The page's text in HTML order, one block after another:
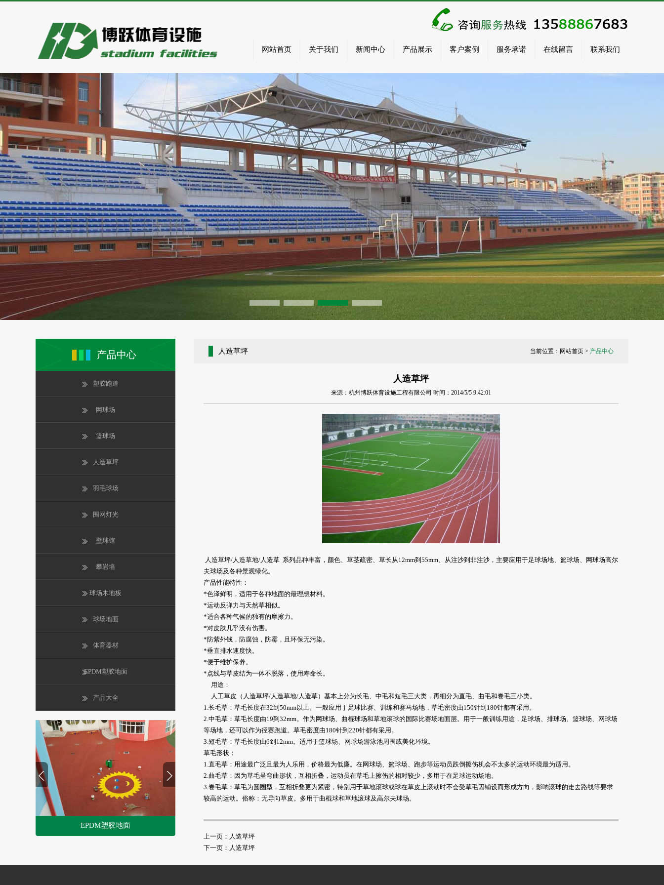
网站首页 关于我们 新闻中心 产品展示 客户案例 服务承诺 在线留言 联系我们
产品中心
塑胶跑道
网球场
篮球场
人造草坪
羽毛球场
围网灯光
壁球馆
攀岩墙
球场木地板
球场地面
体育器材
EPDM塑胶地面
产品大全
EPDM塑胶地面
人造草坪 当前位置： 网站首页 > 产品中心
人造草坪
来源：杭州博跃体育设施工程有限公司 时间：2014/5/5 9:42:01
人造草坪/人造草地/人造草 系列品种丰富，颜色、草茎疏密、草长从12mm到55mm、从注沙到非注沙，主要应用于足球场地、篮球场、网球场高尔
夫球场及各种景观绿化。
产品性能特性：
*色泽鲜明，适用于各种地面的最理想材料。
*运动反弹力与天然草相似。
*适合各种气候的独有的摩擦力。
*对皮肤几乎没有伤害。
*防紫外钱，防腐蚀，防霉，且环保无污染。
*垂直排水速度快。
*便于维护保养。
*点线与草皮结为一体不脱落，使用寿命长。
用途：
人工草皮（人造草坪/人造草地/人造草）基本上分为长毛、中毛和短毛三大类，再细分为直毛、曲毛和卷毛三小类。
1.长毛草：草毛长度在32到50mm以上。一般应用于足球比赛、训练和赛马场地，草毛密度由150针到180针都有采用。
2.中毛草：草毛长度由19到32mm。作为网球场、曲棍球场和草地滚球的国际比赛场地面层。用于一般训练用途，足球场、排球场、篮球场、网球场
等场地，还可以作为径赛跑道。草毛密度由180针到220针都有采用。
3.短毛草：草毛长度由6到12mm。适用于篮球场、网球场游泳池周围或美化环境。
草毛形状：
1.直毛草：用途最广泛且最为人乐用，价格最为低廉。在网球场、篮球场、跑步等运动员跌倒擦伤机会不太多的运动环境最为适用。
2.曲毛草：因为草毛呈弯曲形状，互相折叠，运动员在草毛上擦伤的相对较少，多用于在足球运动场地。
3.卷毛草：草毛为圆圈型，互相折叠更为紧密，特别用于草地滚球或球在草皮上滚动时不会受草毛因铺设而形成方向，影响滚球的走去路线等要求
较高的运动。俗称：无导向草皮。多用于曲棍球和草地滚球及高尔夫球场。
上一页： 人造草坪
下一页： 人造草坪